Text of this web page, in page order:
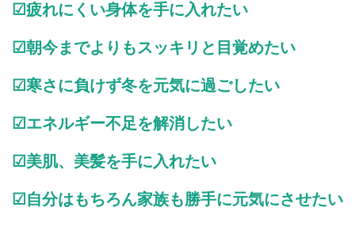
☑疲れにくい身体を手に入れたい
☑朝今までよりもスッキリと目覚めたい
☑寒さに負けず冬を元気に過ごしたい
☑エネルギー不足を解消したい
☑美肌、美髪を手に入れたい
☑自分はもちろん家族も勝手に元気にさせたい